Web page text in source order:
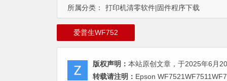
所属分类： 打印机清零软件|固件程序下载
爱普生WF752
版权声明： 本站原创文章，于2025年6月
转载请注明： Epson